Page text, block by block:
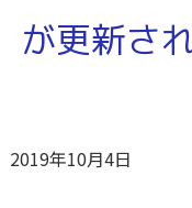
が更新さ
2019年10月4日